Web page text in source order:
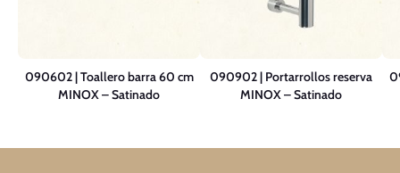
090602 | Toallero barra 60 cm
MINOX – Satinado
090902 | Portarrollos reserva
MINOX – Satinado